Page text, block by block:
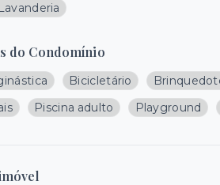
Lavanderia
do Condomínio
Bicicletário
Piscina adulto Playground